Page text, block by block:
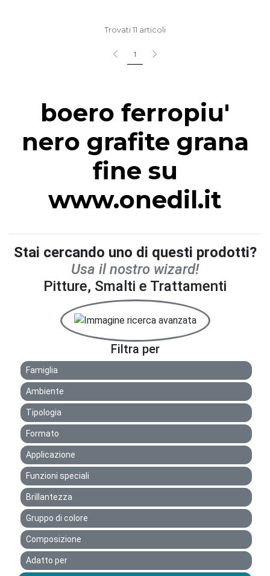
Trovati 11 articoli
1
boero ferropiu'
nero grafite grana
fine su
www.onedil.it
Stai cercando uno di questi prodotti?
Usa il nostro wizard!
Pitture, Smalti e Trattamenti
Filtra per
Famiglia
Ambiente
Tipologia
Formato
Applicazione
Funzioni speciali
Brillantezza
Gruppo di colore
Composizione
Adatto per